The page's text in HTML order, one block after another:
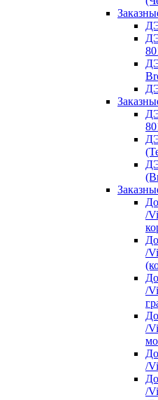
/
/
/
/
/
/